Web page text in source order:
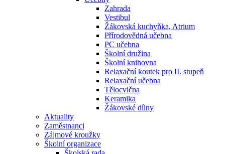
Zahrada
Vestibul
Žákovská kuchyňka, Atrium
Přírodovědná učebna
PC učebna
Školní družina
Školní knihovna
Relaxační koutek pro II. stupeň
Relaxační učebna
Tělocvična
Keramika
Žákovské dílny
Aktuality
Zaměstnanci
Zájmové kroužky
Školní organizace